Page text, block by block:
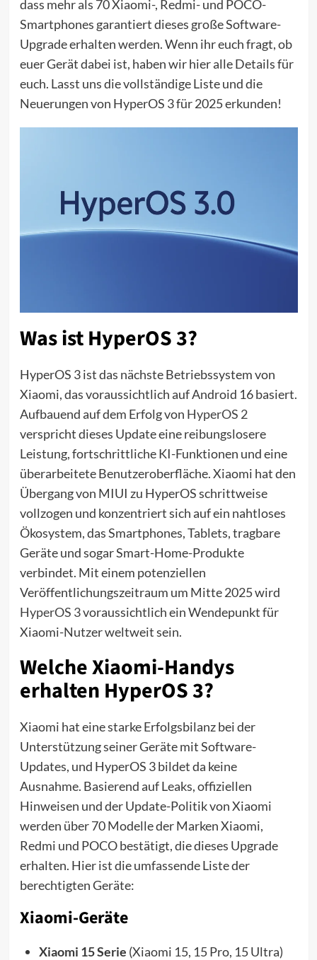
dass mehr als 70 Xiaomi-, Redmi- und POCO-
Smartphones garantiert dieses große Software-
Upgrade erhalten werden. Wenn ihr euch fragt, ob
euer Gerät dabei ist, haben wir hier alle Details für
euch. Lasst uns die vollständige Liste und die
Neuerungen von HyperOS 3 für 2025 erkunden!
Was ist HyperOS 3?
HyperOS 3 ist das nächste Betriebssystem von
Xiaomi, das voraussichtlich auf Android 16 basiert.
Aufbauend auf dem Erfolg von HyperOS 2
verspricht dieses Update eine reibungslosere
Leistung, fortschrittliche KI-Funktionen und eine
überarbeitete Benutzeroberfläche. Xiaomi hat den
Übergang von MIUI zu HyperOS schrittweise
vollzogen und konzentriert sich auf ein nahtloses
Ökosystem, das Smartphones, Tablets, tragbare
Geräte und sogar Smart-Home-Produkte
verbindet. Mit einem potenziellen
Veröffentlichungszeitraum um Mitte 2025 wird
HyperOS 3voraussichtlich ein Wendepunkt für
Xiaomi-Nutzer weltweit sein.
Welche Xiaomi-Handys
erhalten HyperOS 3?
Xiaomi hat eine starke Erfolgsbilanz bei der
Unterstützung seiner Geräte mit Software-
Updates, und HyperOS 3 bildet da keine
Ausnahme. Basierend auf Leaks, offiziellen
Hinweisen und der Update-Politik von Xiaomi
werden über 70 Modelle der Marken Xiaomi,
Redmi und POCO bestätigt, die dieses Upgrade
erhalten. Hier ist die umfassende Liste der
berechtigten Geräte:
Xiaomi-Geräte
Xiaomi 15 Serie (Xiaomi 15, 15 Pro, 15 Ultra)